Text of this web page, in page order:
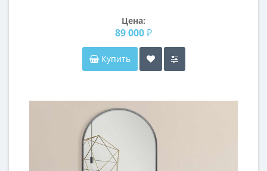
Цена:
89 000 ₽
Купить